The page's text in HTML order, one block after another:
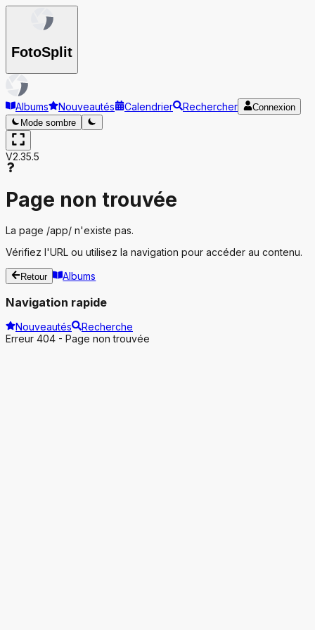
FotoSplit
Albums Nouveautés Calendrier Rechercher
Connexion
Mode sombre
V2.35.5
Page non trouvée
La page /app/ n'existe pas.
Vérifiez l'URL ou utilisez la navigation pour accéder au contenu.
Retour Albums
Navigation rapide
Nouveautés
Recherche
Erreur 404 - Page non trouvée